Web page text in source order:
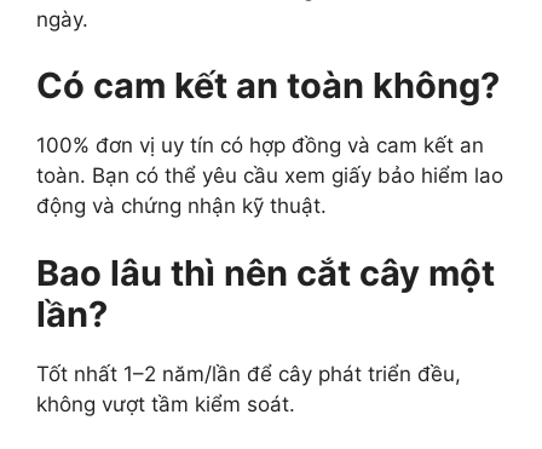
ngày.
Có cam kết an toàn không?
100% đơn vị uy tín có hợp đồng và cam kết an
toàn. Bạn có thể yêu cầu xem giấy bảo hiểm lao
động và chứng nhận kỹ thuật.
Bao lâu thì nên cắt cây một
lần?
Tốt nhất 1–2 năm/lần để cây phát triển đều,
không vượt tầm kiểm soát.